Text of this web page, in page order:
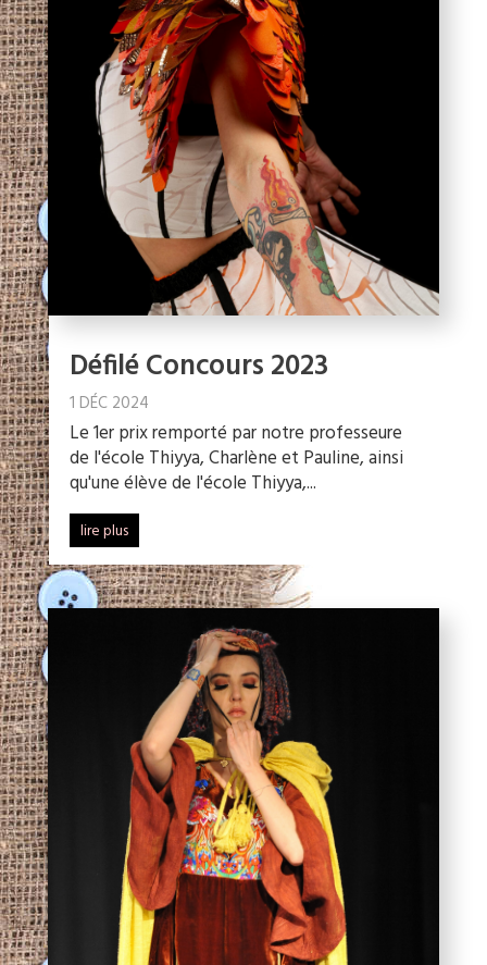
Défilé Concours 2023
1 DÉC 2024
Le 1er prix remporté par notre professeure
de l'école Thiyya, Charlène et Pauline, ainsi
qu'une élève de l'école Thiyya,...
lire plus